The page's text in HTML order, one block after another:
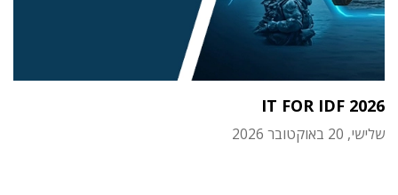
IT FOR IDF 2026
שלישי, 20 באוקטובר 2026